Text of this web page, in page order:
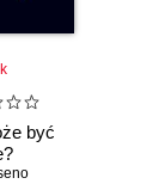
być